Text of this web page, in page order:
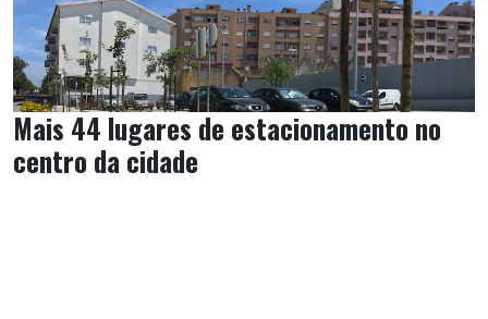
Mais 44 lugares de estacionamento no
centro da cidade